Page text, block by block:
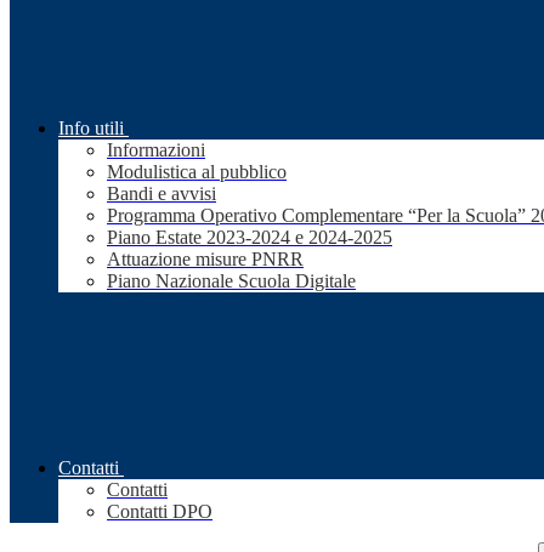
Info utili
Informazioni
Modulistica al pubblico
Bandi e avvisi
Programma Operativo Complementare “Per la Scuola”
Piano Estate 2023-2024 e 2024-2025
Attuazione misure PNRR
Piano Nazionale Scuola Digitale
Contatti
Contatti
Contatti DPO